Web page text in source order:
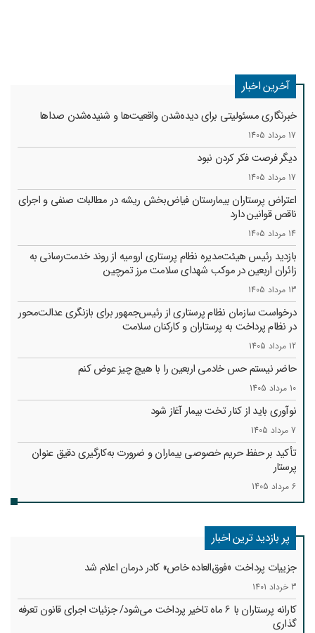
آخرین اخبار
خبرنگاری مسئولیتی برای دیده‌شدن واقعیت‌ها و شنیده‌شدن صداها
17 مرداد 1405
دیگر فرصت فکر کردن نبود
17 مرداد 1405
اعتراض پرستاران بیمارستان فیاض‌بخش ریشه در مطالبات صنفی و اجرای
ناقص قوانین دارد
14 مرداد 1405
بازدید رئیس هیئت‌مدیره نظام پرستاری ارومیه از روند خدمت‌رسانی به
زائران اربعین در موکب شهدای سلامت مرز تمرچین
13 مرداد 1405
درخواست سازمان نظام پرستاری از رئیس‌جمهور برای بازنگری عدالت‌محور
در نظام پرداخت به پرستاران و کارکنان سلامت
12 مرداد 1405
حاضر نیستم حس خادمی اربعین را با هیچ چیز عوض کنم
10 مرداد 1405
نوآوری باید از کنار تخت بیمار آغاز شود
7 مرداد 1405
تأکید بر حفظ حریم خصوصی بیماران و ضرورت به‌کارگیری دقیق عنوان
پرستار
6 مرداد 1405
پر بازدید ترین اخبار
جزییات پرداخت «فوق‌العاده خاص» کادر درمان اعلام شد
3 خرداد 1401
کارانه‌ پرستاران با 6 ماه تاخیر پرداخت می‌شود/ جزئیات اجرای قانون تعرفه
گذاری